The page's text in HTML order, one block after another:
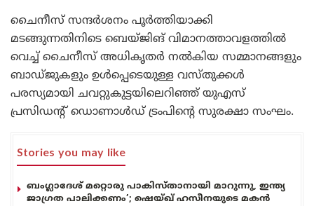
ചൈനീസ് സന്ദർശനം പൂർത്തിയാക്കി
മടങ്ങുന്നതിനിടെ ബെയ്ജിങ് വിമാനത്താവളത്തിൽ
വെച്ച് ചൈനീസ് അധികൃതർ നൽകിയ സമ്മാനങ്ങളും
ബാഡ്ജുകളും ഉൾപ്പെടെയുള്ള വസ്തുക്കൾ
പരസ്യമായി ചവറ്റുകുട്ടയിലെറിഞ്ഞ് യുഎസ്
പ്രസിഡന്റ് ഡൊണാൾഡ് ട്രംപിന്റെ സുരക്ഷാ സംഘം.
Stories you may like
ബംഗ്ലാദേശ് മറ്റൊരു പാകിസ്താനായി മാറുന്നു, ഇന്ത്യ
ജാഗ്രത പാലിക്കണം’; ഷെയ്ഖ് ഹസീനയുടെ മകൻ